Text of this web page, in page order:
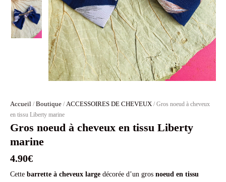
Accueil / Boutique / ACCESSOIRES DE CHEVEUX / Gros noeud à cheveux
en tissu Liberty marine
Gros noeud à cheveux en tissu Liberty
marine
4.90€
Cette barrette à cheveux large décorée d’un gros noeud en tissu